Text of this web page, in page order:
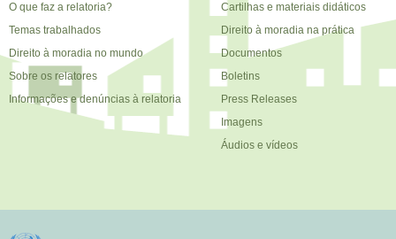
O que faz a relatoria?
Temas trabalhados
Direito à moradia no mundo
Sobre os relatores
Informações e denúncias à relatoria
Cartilhas e materiais didáticos
Direito à moradia na prática
Documentos
Boletins
Press Releases
Imagens
Áudios e vídeos